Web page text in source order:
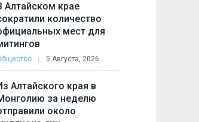
Алтайском крае
количество
мест для
5 Августа, 2026
Алтайского края в
за неделю
около